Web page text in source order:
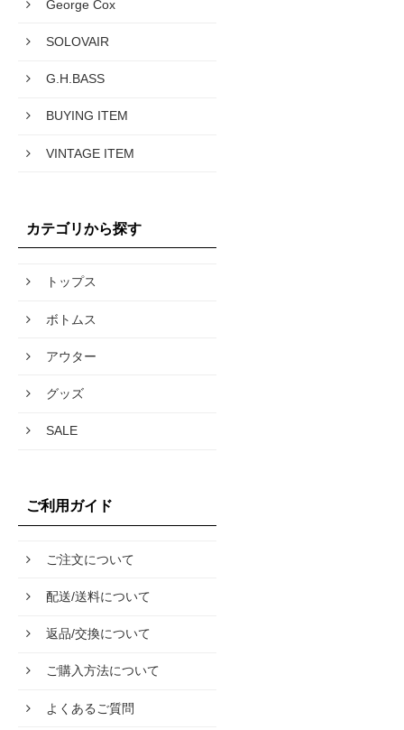
George Cox
SOLOVAIR
G.H.BASS
BUYING ITEM
VINTAGE ITEM
カテゴリから探す
トップス
ボトムス
アウター
グッズ
SALE
ご利用ガイド
ご注文について
配送/送料について
返品/交換について
ご購入方法について
よくあるご質問